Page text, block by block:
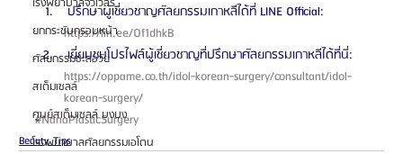
ยกกระชับกรอบหน้า
ศัลยกรรมชะลอวัย
สเต็มเซลล์
ศูนย์สเต็มเซลล์ บงบง
โรงพยาบาลศัลยกรรมเอโตน
ปรึกษาผู้เชี่ยวชาญศัลยกรรมเกาหลีได้ที่ LINE Official:
https://lin.ee/Of1dhkB
เยี่ยมชมโปรไฟล์ผู้เชี่ยวชาญที่ปรึกษาศัลยกรรมเกาหลีได้ที่นี่:
https://oppame.co.th/idol-korean-surgery/consultant/idol-
korean-surgery/
#NanaPlasticSurgery
Beauty Tips